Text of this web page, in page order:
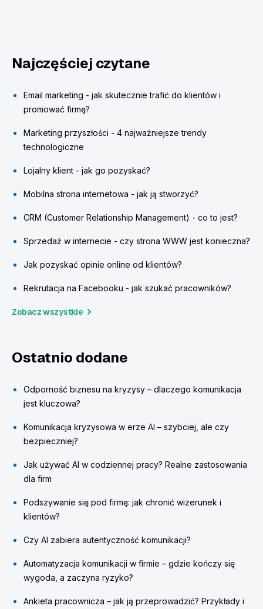
Najczęściej czytane
Email marketing - jak skutecznie trafić do klientów i
promować firmę?
Marketing przyszłości - 4 najważniejsze trendy
technologiczne
Lojalny klient - jak go pozyskać?
Mobilna strona internetowa - jak ją stworzyć?
CRM (Customer Relationship Management) - co to jest?
Sprzedaż w internecie - czy strona WWW jest konieczna?
Jak pozyskać opinie online od klientów?
Rekrutacja na Facebooku - jak szukać pracowników?
Zobacz wszystkie
Ostatnio dodane
Odporność biznesu na kryzysy – dlaczego komunikacja
jest kluczowa?
Komunikacja kryzysowa w erze AI – szybciej, ale czy
bezpieczniej?
Jak używać AI w codziennej pracy? Realne zastosowania
dla firm
Podszywanie się pod firmę: jak chronić wizerunek i
klientów?
Czy AI zabiera autentyczność komunikacji?
Automatyzacja komunikacji w firmie – gdzie kończy się
wygoda, a zaczyna ryzyko?
Ankieta pracownicza – jak ją przeprowadzić? Przykłady i